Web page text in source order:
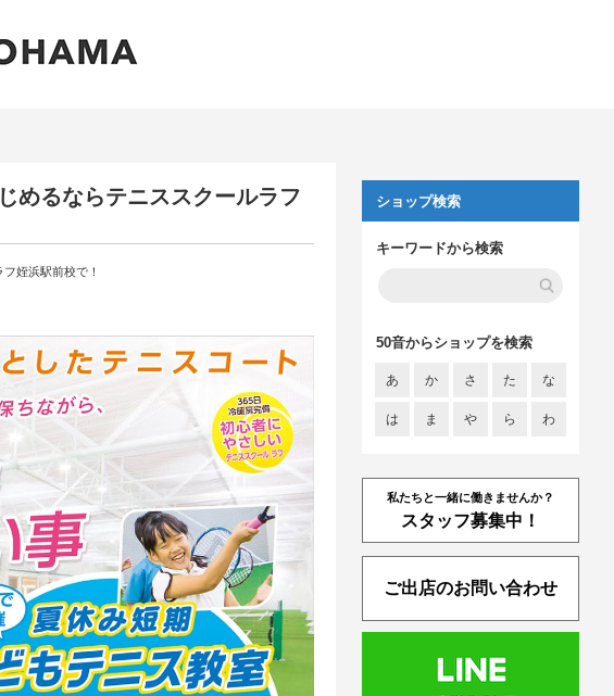
めるならテニススクールラフ
姪浜駅前校で！
ショップ検索
キーワードから検索
50音からショップを検索
あ か さ た な
は ま や ら わ
私たちと一緒に働きませんか？
スタッフ募集中！
ご出店のお問い合わせ